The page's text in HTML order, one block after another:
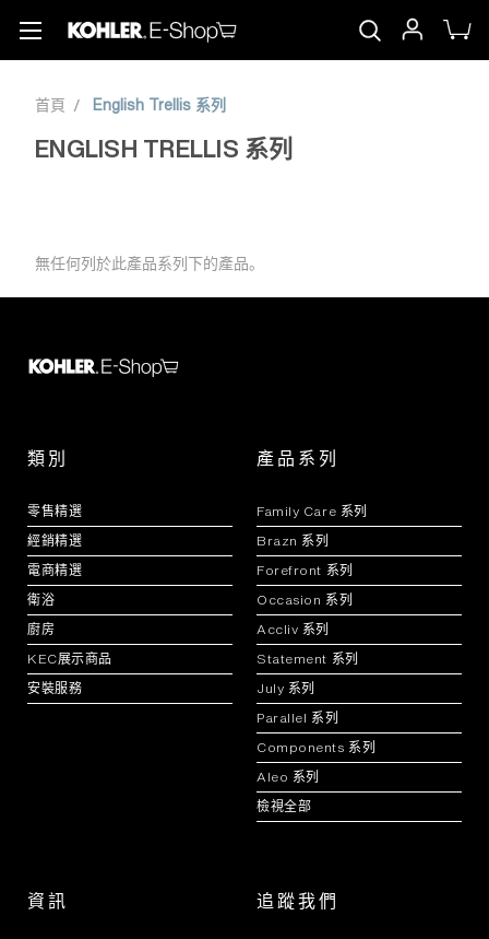
首頁 English Trellis 系列
ENGLISH TRELLIS 系列
無任何列於此產品系列下的產品。
類別
零售精選
經銷精選
電商精選
衛浴
廚房
KEC展示商品
安裝服務
產品系列
Family Care 系列
Brazn 系列
Forefront 系列
Occasion 系列
Accliv 系列
Statement 系列
July 系列
Parallel 系列
Components 系列
Aleo 系列
檢視全部
資訊 追蹤我們